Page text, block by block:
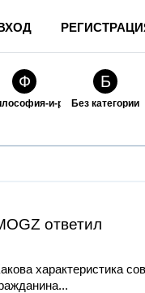
Ф
и-религия
Б
Без категории
ответил
характеристика